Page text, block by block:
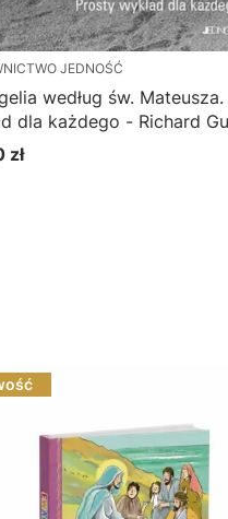
JEDNOŚĆ
według św.
dla każdego - Richard
zł